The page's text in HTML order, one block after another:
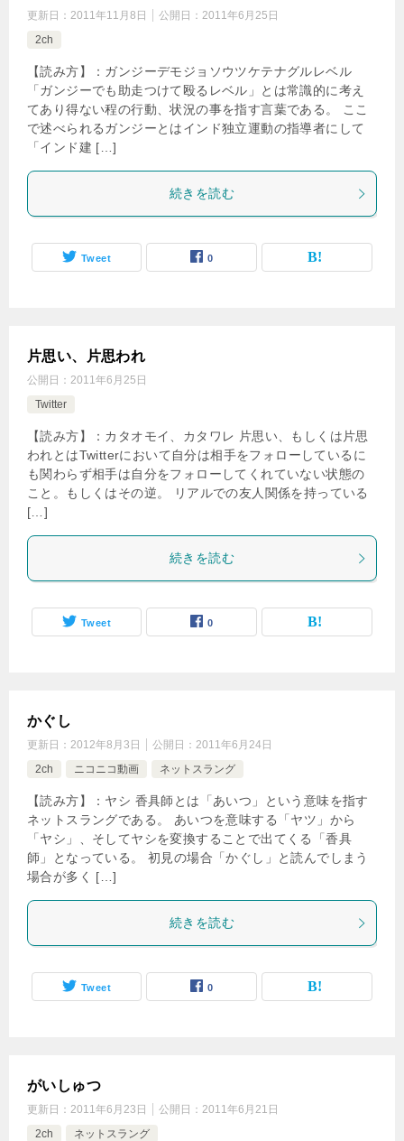
更新日： 2011年11月8日 公開日： 2011年6月25日
2ch
【読み方】：ガンジーデモジョソウツケテナグルレベル
「ガンジーでも助走つけて殴るレベル」とは常識的に考え
てあり得ない程の行動、状況の事を指す言葉である。 ここ
で述べられるガンジーとはインド独立運動の指導者にして
「インド建 […]
続きを読む
Tweet 0
片思い、片思われ
公開日： 2011年6月25日
Twitter
【読み方】：カタオモイ、カタワレ 片思い、もしくは片思
われとはTwitterにおいて自分は相手をフォローしているに
も関わらず相手は自分をフォローしてくれていない状態の
こと。もしくはその逆。 リアルでの友人関係を持っている
[…]
続きを読む
Tweet 0
かぐし
更新日： 2012年8月3日 公開日： 2011年6月24日
2ch
ニコニコ動画 ネットスラング
【読み方】：ヤシ 香具師とは「あいつ」という意味を指す
ネットスラングである。 あいつを意味する「ヤツ」から
「ヤシ」、そしてヤシを変換することで出てくる「香具
師」となっている。 初見の場合「かぐし」と読んでしまう
場合が多く […]
続きを読む
Tweet 0
がいしゅつ
更新日： 2011年6月23日 公開日： 2011年6月21日
2ch
ネットスラング